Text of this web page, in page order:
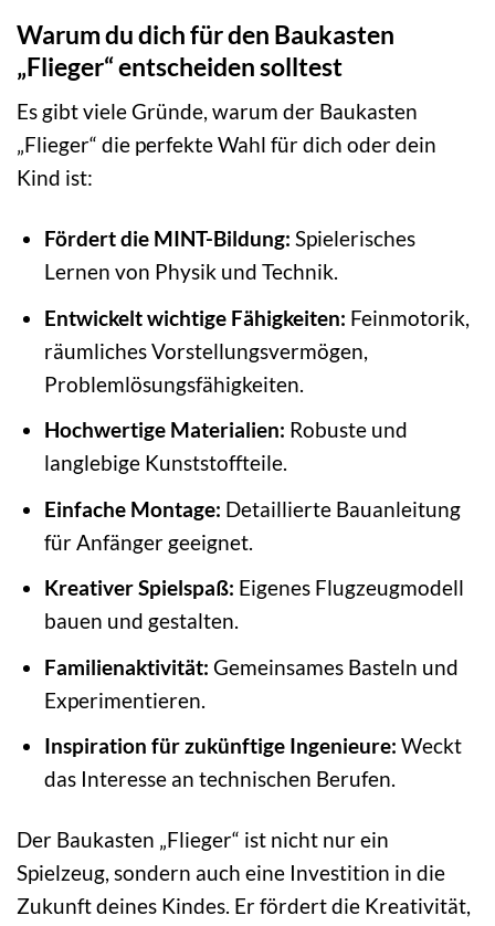
Warum du dich für den Baukasten
„Flieger“ entscheiden solltest
Es gibt viele Gründe, warum der Baukasten
„Flieger“ die perfekte Wahl für dich oder dein
Kind ist:
Fördert die MINT-Bildung: Spielerisches
Lernen von Physik und Technik.
Entwickelt wichtige Fähigkeiten: Feinmotorik,
räumliches Vorstellungsvermögen,
Problemlösungsfähigkeiten.
Hochwertige Materialien: Robuste und
langlebige Kunststoffteile.
Einfache Montage: Detaillierte Bauanleitung
für Anfänger geeignet.
Kreativer Spielspaß: Eigenes Flugzeugmodell
bauen und gestalten.
Familienaktivität: Gemeinsames Basteln und
Experimentieren.
Inspiration für zukünftige Ingenieure: Weckt
das Interesse an technischen Berufen.
Der Baukasten „Flieger“ ist nicht nur ein
Spielzeug, sondern auch eine Investition in die
Zukunft deines Kindes. Er fördert die Kreativität,